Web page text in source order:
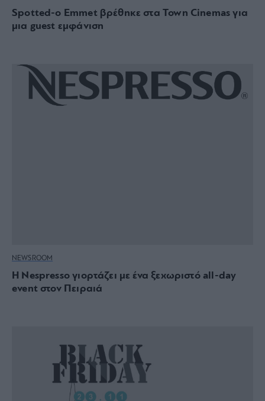
Spotted-o Emmet βρέθηκε στα Town Cinemas για
μια guest εμφάνιση
NEWSROOM
Η Nespresso γιορτάζει με ένα ξεχωριστό all-day
event στον Πειραιά